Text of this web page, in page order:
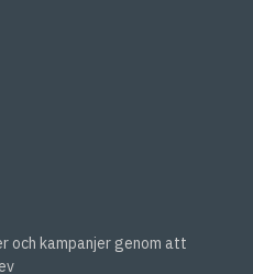
och kampanjer genom att